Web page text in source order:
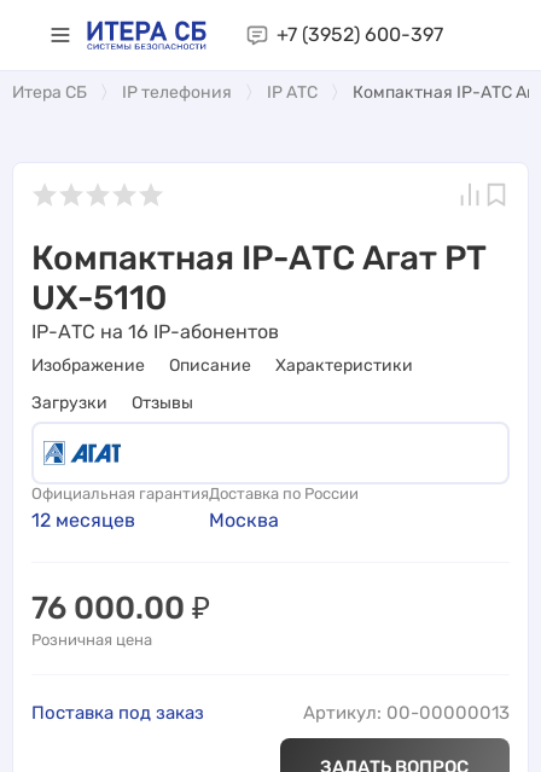
+7 (3952) 600-397
Итера СБ IP телефония IP АТС Компактная IP-АТС
Компактная IP-АТС Агат РТ
UX-5110
IP-АТС на 16 IP-абонентов
Изображение Описание
Характеристики
Загрузки
Отзывы
Официальная гарантия
12 месяцев
Доставка по России
Москва
76 000.00 ₽
Розничная цена
Поставка под заказ Артикул: 00-00000013
ЗАДАТЬ ВОПРОС